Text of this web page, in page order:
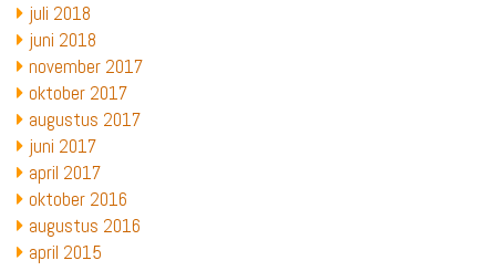
juli 2018
juni 2018
november 2017
oktober 2017
augustus 2017
juni 2017
april 2017
oktober 2016
augustus 2016
april 2015